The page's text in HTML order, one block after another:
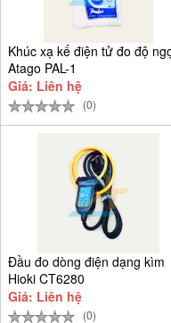
Khúc xạ kế điện tử đo độ
Atago PAL-1
Giá: Liên hệ
(0)
Đầu đo dòng điện dạng kìm
Hioki CT6280
Giá: Liên hệ
(0)